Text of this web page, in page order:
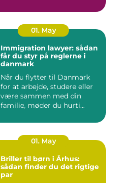
01. May
Immigration lawyer: sådan
får du styr på reglerne i
danmark
Når du flytter til Danmark
for at arbejde, studere eller
være sammen med din
familie, møder du hurti...
01. May
Briller til børn i Århus:
sådan finder du det rigtige
par